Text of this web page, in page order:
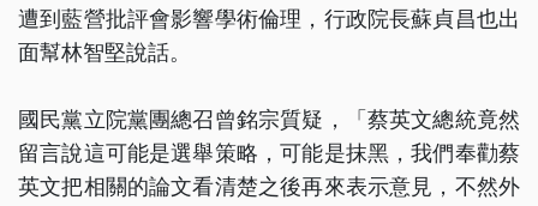
遭到藍營批評會影響學術倫理，行政院長蘇貞昌也出
面幫林智堅說話。
國民黨立院黨團總召曾銘宗質疑，「蔡英文總統竟然
留言說這可能是選舉策略，可能是抹黑，我們奉勸蔡
英文把相關的論文看清楚之後再來表示意見，不然外